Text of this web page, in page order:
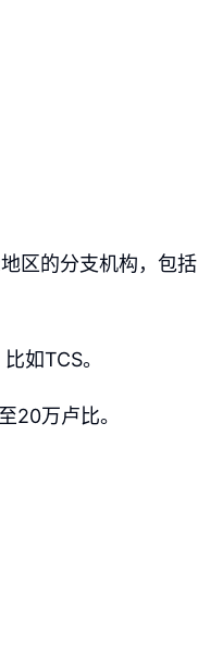
区的分支机构，包括
如TCS。
20万卢比。